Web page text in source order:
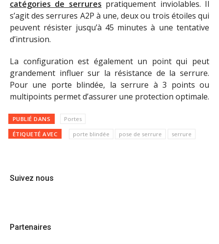
catégories de serrures pratiquement inviolables. Il
s’agit des serrures A2P à une, deux ou trois étoiles qui
peuvent résister jusqu’à 45 minutes à une tentative
d’intrusion.
La configuration est également un point qui peut
grandement influer sur la résistance de la serrure.
Pour une porte blindée, la serrure à 3 points ou
multipoints permet d’assurer une protection optimale.
PUBLIÉ DANS Portes
ÉTIQUETÉ AVEC porte blindée pose de serrure serrure
Suivez nous
Partenaires